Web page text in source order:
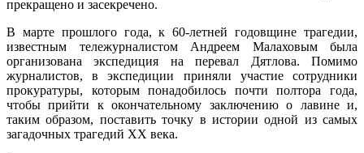
прекращено и засекречено.
В марте прошлого года, к 60-летней годовщине трагедии,
известным тележурналистом Андреем Малаховым была
организована экспедиция на перевал Дятлова. Помимо
журналистов, в экспедиции приняли участие сотрудники
прокуратуры, которым понадобилось почти полтора года,
чтобы прийти к окончательному заключению о лавине и,
таким образом, поставить точку в истории одной из самых
загадочных трагедий ХХ века.